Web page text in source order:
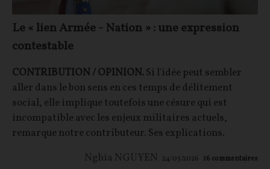
Le « lien Armée - Nation » : une expression
contestable
CONTRIBUTION / OPINION.Si l'idée peut sembler
aller dans le bon sens en ces temps de délitement
social, elle implique toutefois une césure qui est
incompatible avec les enjeux militaires actuels,
remarque notre contributeur. Ses explications.
Nghia NGUYEN 24/05/2026 16 commentaires